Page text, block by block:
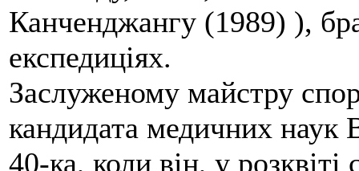
Канченджангу (1989) ),
експедиціях.
Заслуженому майстру
кандидата медичних наук
40-ка, коли він, у